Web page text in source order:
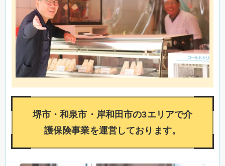
堺市・和泉市・岸和田市の3エリアで介
護保険事業を運営しております。